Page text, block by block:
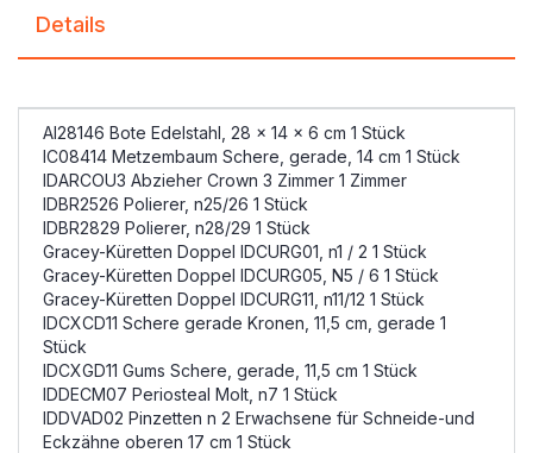
Details
AI28146 Bote Edelstahl, 28 x 14 x 6 cm 1 Stück
IC08414 Metzembaum Schere, gerade, 14 cm 1 Stück
IDARCOU3 Abzieher Crown 3 Zimmer 1 Zimmer
IDBR2526 Polierer, n25/26 1 Stück
IDBR2829 Polierer, n28/29 1 Stück
Gracey-Küretten Doppel IDCURG01, n1 / 2 1 Stück
Gracey-Küretten Doppel IDCURG05, N5 / 6 1 Stück
Gracey-Küretten Doppel IDCURG11, n11/12 1 Stück
IDCXCD11 Schere gerade Kronen, 11,5 cm, gerade 1
Stück
IDCXGD11 Gums Schere, gerade, 11,5 cm 1 Stück
IDDECM07 Periosteal Molt, n7 1 Stück
IDDVAD02 Pinzetten n 2 Erwachsene für Schneide-und
Eckzähne oberen 17 cm 1 Stück